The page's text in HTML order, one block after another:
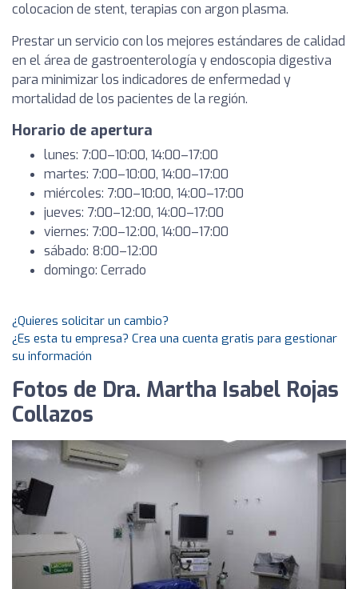
colocacion de stent, terapias con argon plasma.
Prestar un servicio con los mejores estándares de calidad
en el área de gastroenterología y endoscopia digestiva
para minimizar los indicadores de enfermedad y
mortalidad de los pacientes de la región.
Horario de apertura
lunes: 7:00–10:00, 14:00–17:00
martes: 7:00–10:00, 14:00–17:00
miércoles: 7:00–10:00, 14:00–17:00
jueves: 7:00–12:00, 14:00–17:00
viernes: 7:00–12:00, 14:00–17:00
sábado: 8:00–12:00
domingo: Cerrado
¿Quieres solicitar un cambio?
¿Es esta tu empresa? Crea una cuenta gratis para gestionar
su información
Fotos de Dra. Martha Isabel Rojas
Collazos